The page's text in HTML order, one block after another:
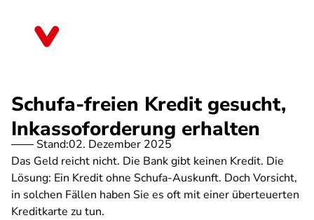
Schufa-freien Kredit gesucht,
Inkassoforderung erhalten
Stand:02. Dezember 2025
Das Geld reicht nicht. Die Bank gibt keinen Kredit. Die
Lösung: Ein Kredit ohne Schufa-Auskunft. Doch Vorsicht,
in solchen Fällen haben Sie es oft mit einer überteuerten
Kreditkarte zu tun.